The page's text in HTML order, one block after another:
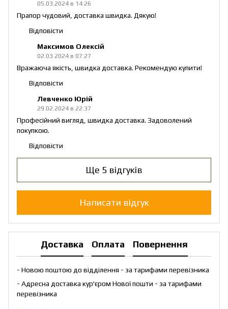
05.03.2024 в 14:26
Прапор чудовий, доставка швидка. Дякую!
Відповісти
Максимов Олексій
02.03.2024 в 07:27
Вражаюча якість, швидка доставка. Рекомендую купити!
Відповісти
Левченко Юрій
29.02.2024 в 22:37
Професійний вигляд, швидка доставка. Задоволений
покупкою.
Відповісти
Ще 5 відгуків
Написати відгук
Доставка Оплата Повернення
- Новою поштою до відділення - за тарифами перевізника
- Адресна доставка кур'єром Нової пошти - за тарифами
перевізника